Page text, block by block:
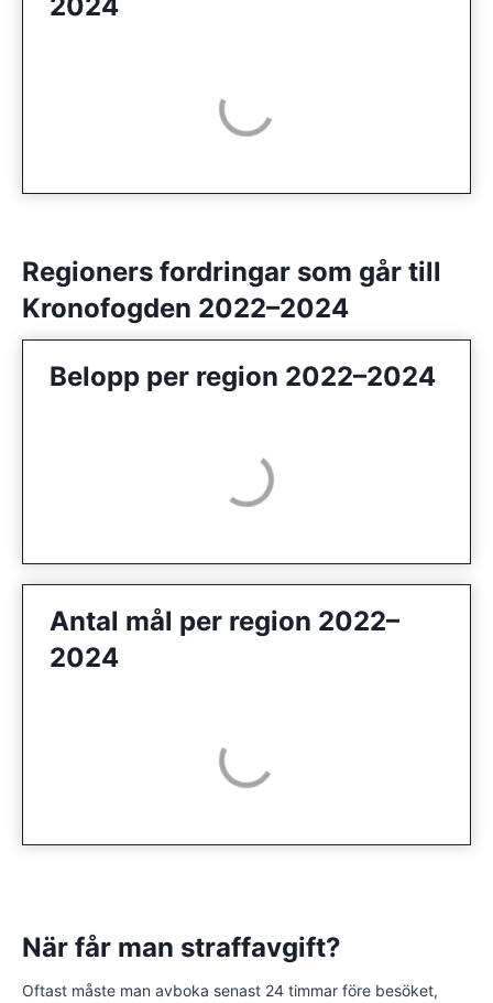
Regioners fordringar som går till
Kronofogden 2022–2024
Belopp per region 2022–2024
Antal mål per region 2022–
2024
När får man straffavgift?
Oftast måste man avboka senast 24 timmar före besöket,